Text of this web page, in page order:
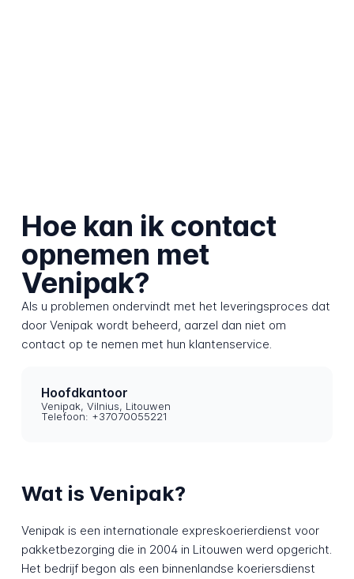
Hoe kan ik contact
opnemen met
Venipak?
Als u problemen ondervindt met het leveringsproces dat
door Venipak wordt beheerd, aarzel dan niet om
contact op te nemen met hun klantenservice.
Hoofdkantoor
Venipak, Vilnius, Litouwen
Telefoon: +37070055221
Wat is Venipak?
Venipak is een internationale expreskoerierdienst voor
pakketbezorging die in 2004 in Litouwen werd opgericht.
Het bedrijf begon als een binnenlandse koeriersdienst